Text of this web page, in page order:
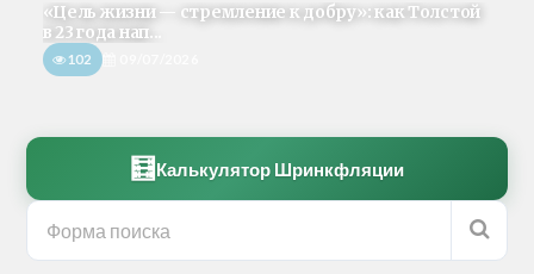
«Цель жизни — стремление к добру»: как Толстой
в 23 года нап...
102
🧮 Калькулятор Шринкфляции